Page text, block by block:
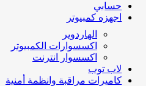
حسابي
اجهزه كمبيوتر
الهاردوير
اكسسوارات الكمبيوتر
اكسسوار انترنت
لاب توب
كاميرات مراقبة وانظمة أمنية